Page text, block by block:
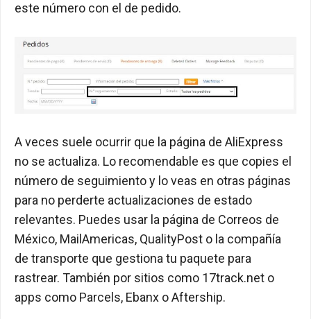
este número con el de pedido.
A veces suele ocurrir que la página de AliExpress
no se actualiza. Lo recomendable es que copies el
número de seguimiento y lo veas en otras páginas
para no perderte actualizaciones de estado
relevantes. Puedes usar la página de Correos de
México, MailAmericas, QualityPost o la compañía
de transporte que gestiona tu paquete para
rastrear. También por sitios como 17track.net o
apps como Parcels, Ebanx o Aftership.